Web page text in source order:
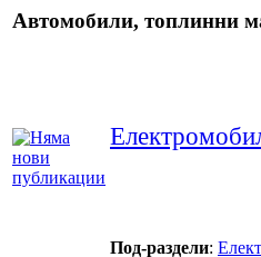
Автомобили, топлинни
Под-раздели: